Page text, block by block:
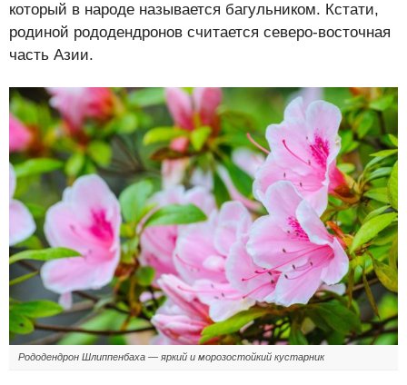
который в народе называется багульником. Кстати,
родиной рододендронов считается северо-восточная
часть Азии.
Рододендрон Шлиппенбаха — яркий и морозостойкий кустарник